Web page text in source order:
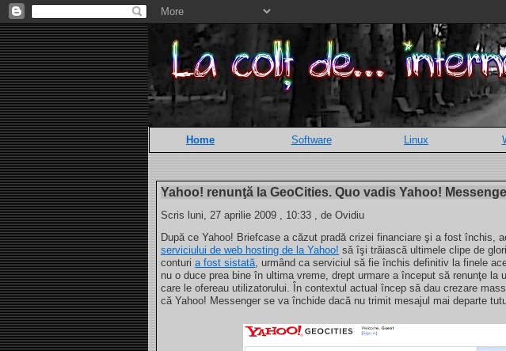
Home Software Linux
Yahoo! renunţă la GeoCities. Quo vadis Yahoo!
Scris luni, 27 aprilie 2009 , 10:33 , de Ovidiu
După ce Yahoo! Briefcase a căzut pradă crizei financiare şi a fost închis,
serviciului de web hosting de la Yahoo! să îşi trăiască ultimele clipe de
conturia fost sistată , urmând ca serviciul să fie închis definitiv la finele
nu o duce prea bine în ultima vreme, drept urmare a început să renunţe la
care le ofereau utilizatorului. În contextul actual încep să dau crezare
că Yahoo! Messenger se va închide dacă nu trimit mesajul mai departe